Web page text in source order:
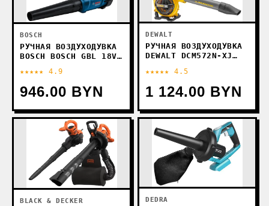
BOSCH
РУЧНАЯ ВОЗДУХОДУВКА
BOSCH BOSCH GBL 18V-
06008D2000 (БЕЗ АКБ)
★★★★★ 4.9
946.00 BYN
DEWALT
РУЧНАЯ ВОЗДУХОДУВКА
DEWALT DCM572N-XJ
★★★★★ 4.5
1 124.00 BYN
BLACK & DECKER DEDRA